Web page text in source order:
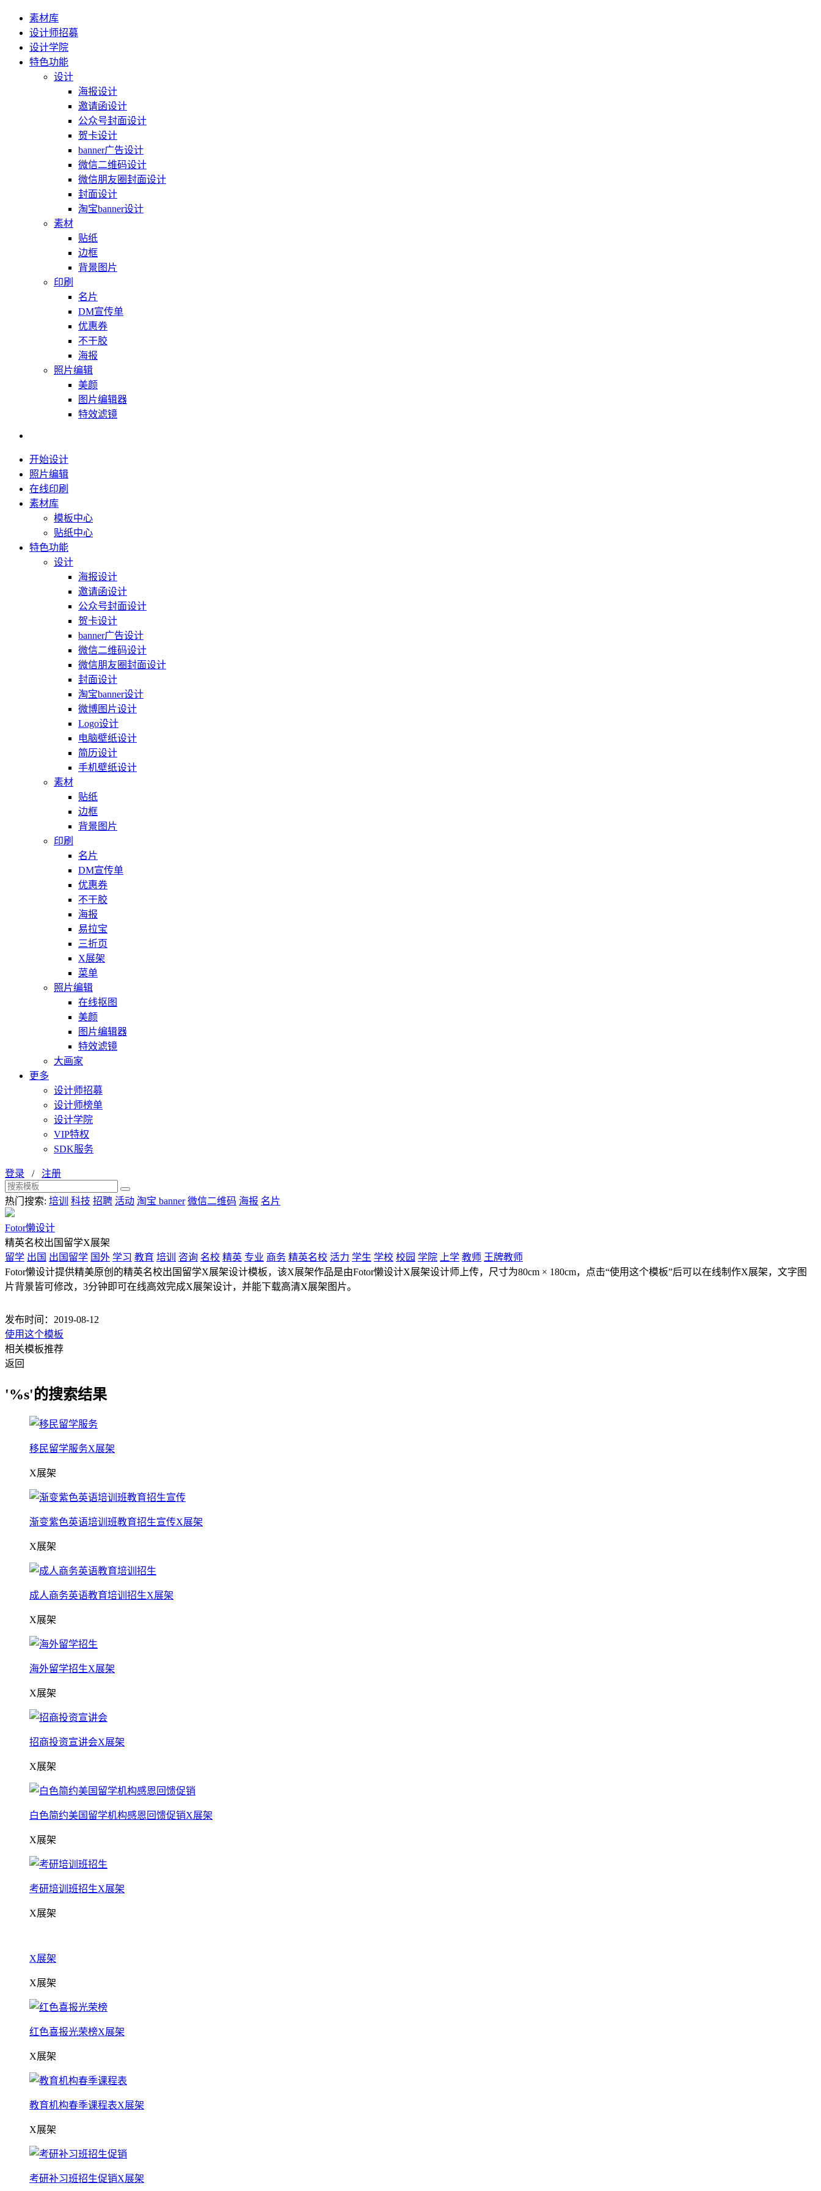
素材库
设计师招募
设计学院
特色功能
设计
海报设计
邀请函设计
公众号封面设计
贺卡设计
banner广告设计
微信二维码设计
微信朋友圈封面设计
封面设计
淘宝banner设计
素材
贴纸
边框
背景图片
印刷
名片
DM宣传单
优惠券
不干胶
海报
照片编辑
美颜
图片编辑器
特效滤镜
开始设计
照片编辑
在线印刷
素材库
模板中心
贴纸中心
特色功能
设计
海报设计
邀请函设计
公众号封面设计
贺卡设计
banner广告设计
微信二维码设计
微信朋友圈封面设计
封面设计
淘宝banner设计
微博图片设计
Logo设计
电脑壁纸设计
简历设计
手机壁纸设计
素材
贴纸
边框
背景图片
印刷
名片
DM宣传单
优惠券
不干胶
海报
易拉宝
三折页
X展架
菜单
照片编辑
在线抠图
美颜
图片编辑器
特效滤镜
大画家
更多
设计师招募
设计师榜单
设计学院
VIP特权
SDK服务
登录 / 注册
热门搜索: 培训 科技 招聘 活动 淘宝 banner 微信二维码 海报 名片
Fotor懒设计
精英名校出国留学X展架
留学 出国 出国留学 国外 学习 教育 培训 咨询 名校 精英 专业 商务 精英名校 活力 学生 学校 校园 学院 上学 教师 王牌教师
Fotor懒设计提供精美原创的精英名校出国留学X展架设计模板，该X展架作品是由Fotor懒设计X展架设计师上传，尺寸为80cm × 180cm，点击“使用这个模板”后可以在线制作X展架，文字图
片背景皆可修改，3分钟即可在线高效完成X展架设计，并能下载高清X展架图片。
发布时间：2019-08-12
使用这个模板
相关模板推荐
返回
'%s'的搜索结果
移民留学服务X展架
X展架
渐变紫色英语培训班教育招生宣传X展架
X展架
成人商务英语教育培训招生X展架
X展架
海外留学招生X展架
X展架
招商投资宣讲会X展架
X展架
白色简约美国留学机构感恩回馈促销X展架
X展架
考研培训班招生X展架
X展架
X展架
X展架
红色喜报光荣榜X展架
X展架
教育机构春季课程表X展架
X展架
考研补习班招生促销X展架